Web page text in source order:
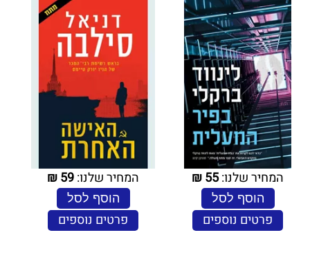
המחיר שלנו:55
₪
הוסף לסל
פרטים נוספים
המחיר שלנו:59
₪
הוסף לסל
פרטים נוספים